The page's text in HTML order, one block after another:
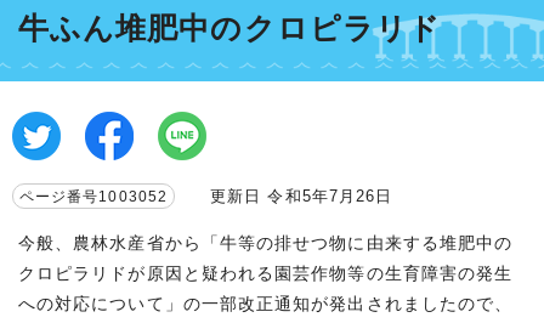
牛ふん堆肥中のクロピラリド
ページ番号1003052 更新日 令和5年7月26日
今般、農林水産省から「牛等の排せつ物に由来する堆肥中の
クロピラリドが原因と疑われる園芸作物等の生育障害の発生
への対応について」の一部改正通知が発出されましたので、